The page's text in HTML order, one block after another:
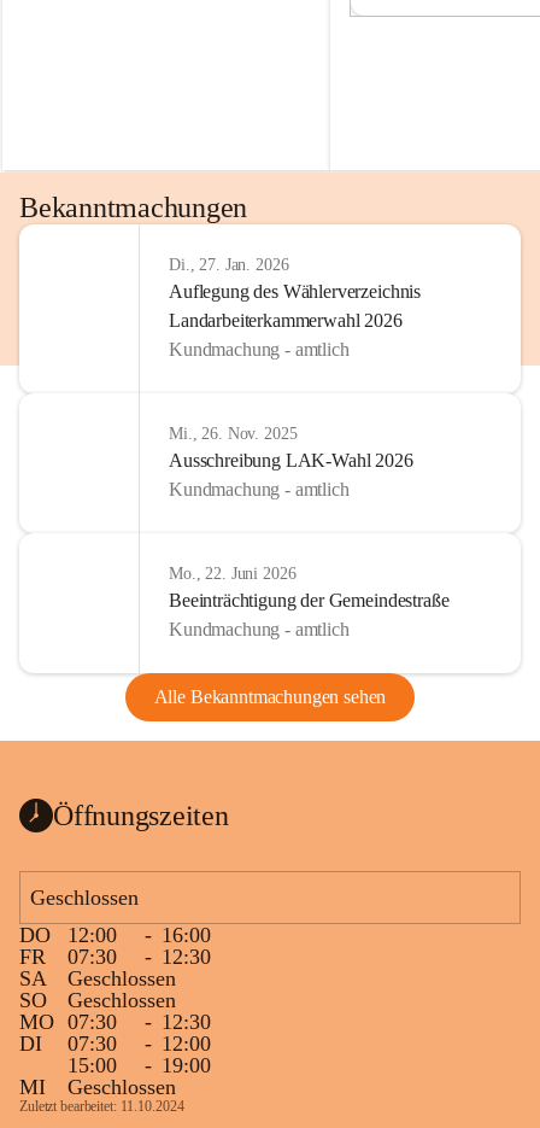
Bekanntmachungen
Di., 27. Jan. 2026
Auflegung des Wählerverzeichnis
Landarbeiterkammerwahl 2026
Kundmachung - amtlich
Mi., 26. Nov. 2025
Ausschreibung LAK-Wahl 2026
Kundmachung - amtlich
Mo., 22. Juni 2026
Beeinträchtigung der Gemeindestraße
Kundmachung - amtlich
Alle Bekanntmachungen sehen
Öffnungszeiten
Geschlossen
DO
12:00 - 16:00
FR
07:30 - 12:30
SA
Geschlossen
SO
Geschlossen
MO 07:30 - 12:30
DI
07:30 - 12:00
15:00
- 19:00
MI
Geschlossen
Zuletzt bearbeitet: 11.10.2024